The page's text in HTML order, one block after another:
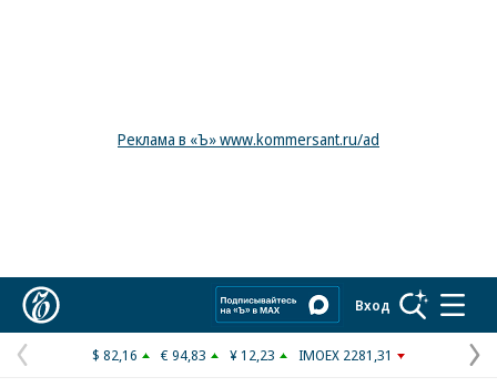
Реклама в «Ъ» www.kommersant.ru/ad
Вход
Предыдущая
$ 82,16 € 94,83 ¥ 12,23 IMOEX 2281,31